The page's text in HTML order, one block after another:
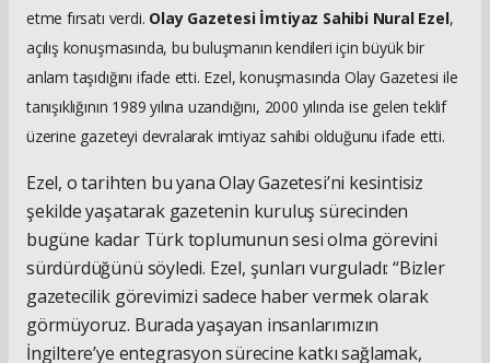
etme fırsatı verdi. Olay Gazetesi İmtiyaz Sahibi Nural Ezel,
açılış konuşmasında, bu buluşmanın kendileri için büyük bir
anlam taşıdığını ifade etti. Ezel, konuşmasında Olay Gazetesi ile
tanışıklığının 1989 yılına uzandığını, 2000 yılında ise gelen teklif
üzerine gazeteyi devralarak imtiyaz sahibi olduğunu ifade etti.
Ezel, o tarihten bu yana Olay Gazetesi’ni kesintisiz
şekilde yaşatarak gazetenin kuruluş sürecinden
bugüne kadar Türk toplumunun sesi olma görevini
sürdürdüğünü söyledi. Ezel, şunları vurguladı: “Bizler
gazetecilik görevimizi sadece haber vermek olarak
görmüyoruz. Burada yaşayan insanlarımızın
İngiltere’ye entegrasyon sürecine katkı sağlamak,